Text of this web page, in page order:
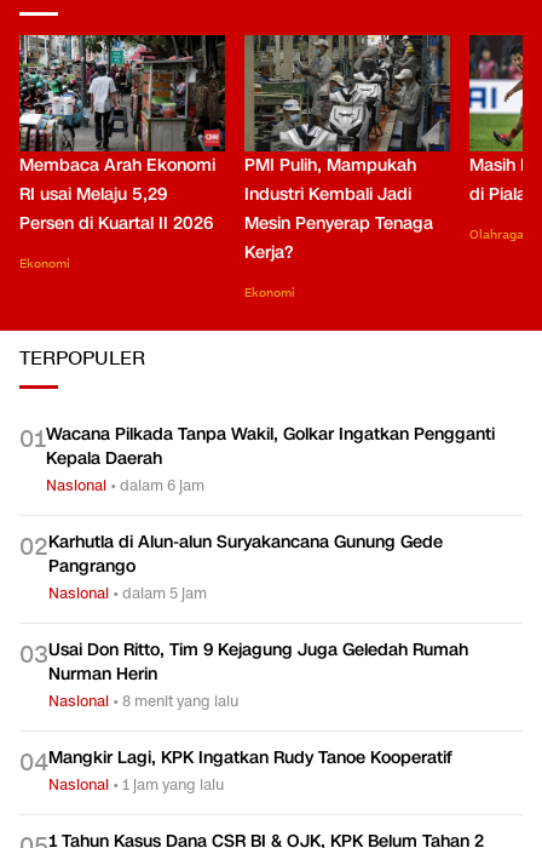
Membaca Arah Ekonomi
RI usai Melaju 5,29
Persen di Kuartal II 2026
Ekonomi
PMI Pulih, Mampukah
Industri Kembali Jadi
Mesin Penyerap Tenaga
Kerja?
Ekonomi
Masih
di Piala
Olahraga
TERPOPULER
01Wacana Pilkada Tanpa Wakil, Golkar Ingatkan Pengganti
Kepala Daerah
Nasional •dalam 6 jam
02Karhutla di Alun-alun Suryakancana Gunung Gede
Pangrango
Nasional •dalam 5 jam
03Usai Don Ritto, Tim 9 Kejagung Juga Geledah Rumah
Nurman Herin
Nasional •8 menit yang lalu
04Mangkir Lagi, KPK Ingatkan Rudy Tanoe Kooperatif
Nasional •1 jam yang lalu
1 Tahun Kasus Dana CSR BI & OJK, KPK Belum Tahan 2